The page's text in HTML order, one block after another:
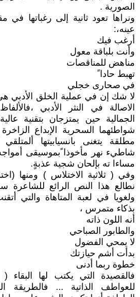
الصورية .
ونراها تعود ثانية إلى رغباتها
عينه،:
أرغب فيك
وأنت بلباقة معول
مناهض للمناقصات
تهبط حادا ً
في صحارى خجلي
لا شك إن في عملية الخلق
الاصالة في النثر الأدبي
الجمالية حين يمتزجان بتقنية
شواطئهما السحرية الإبداع
مطلقة يتغنى بانسيابيتها
شاطيء نهر مأخوذا ًبموسيقى
مساءا ته بإلحان شجية عذبةٍ.
وفي ( ثلاثية الاختلاس ) ومنها
نطالع هذا النص الرائع
ولغويا في لعبة المتاهاة والتي
بذكاء متمرس ،
أنه اللون ذاته
والطابور الصباحي
لا يمحي الفضول
بدأت أشم حيازتك
خطوة ربما أدنى
فالقصيدة التي يكتب لها
للعواطف الذاتية ... فالطريقة